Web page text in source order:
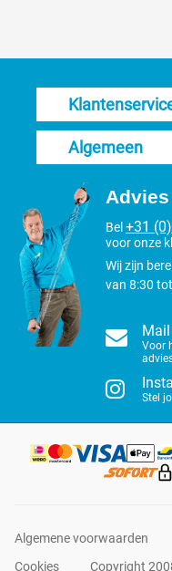
Algemeen
Bel +31
voor onze
Wij zijn
van 8:30
Voor
Stel
Algemene voorwaarden
Cookies
Copyright